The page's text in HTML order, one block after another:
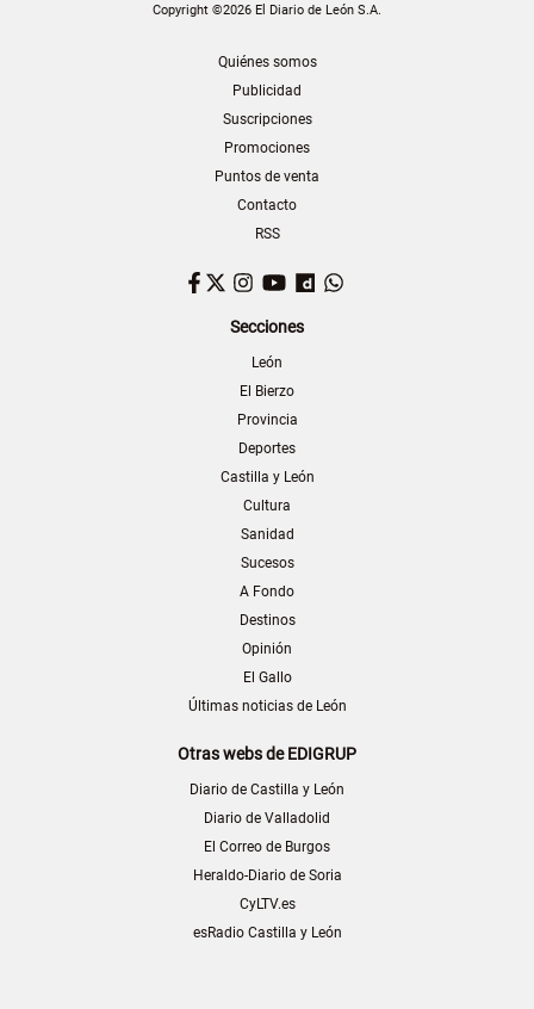
Copyright ©2026 El Diario de León S.A.
Quiénes somos
Publicidad
Suscripciones
Promociones
Puntos de venta
Contacto
RSS
Facebook
TwitterInstagram
YouTubeDailymotion
Secciones
León
El Bierzo
Provincia
Deportes
Castilla y León
Cultura
Sanidad
Sucesos
A Fondo
Destinos
Opinión
El Gallo
Últimas noticias de León
Otras webs de EDIGRUP
Diario de Castilla y León
Diario de Valladolid
El Correo de Burgos
Heraldo-Diario de Soria
CyLTV.es
esRadio Castilla y León